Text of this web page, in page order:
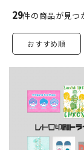
お店/ワークスペー
29件の商品が見つ
おすすめ順